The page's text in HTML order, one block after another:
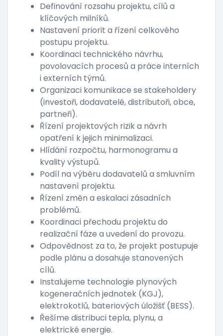
Definování rozsahu projektu, cílů a
klíčových milníků.
Nastavení priorit a řízení celkového
postupu projektu.
Koordinaci technického návrhu,
povolovacích procesů a práce interních
i externích týmů.
Organizaci komunikace se stakeholdery
(investoři, dodavatelé, distributoři, obce,
partneři).
Řízení projektových rizik a návrh
opatření k jejich minimalizaci.
Hlídání rozpočtu, harmonogramu a
kvality výstupů.
Podíl na výběru dodavatelů a smluvním
nastavení projektu.
Řízení změn a eskalaci zásadních
problémů.
Koordinaci přechodu projektu do
realizační fáze a uvedení do provozu.
Odpovědnost za to, že projekt postupuje
podle plánu a dosahuje stanovených
cílů.
Instalujeme technologie plynových
kogeneračních jednotek (KGJ),
elektrokotlů, bateriových úložišť (BESS).
Řešíme distribuci tepla, plynu, a
elektrické energie.